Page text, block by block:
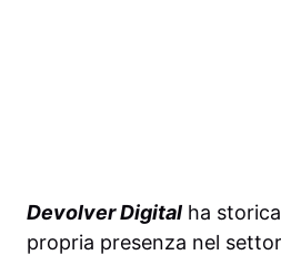
Devolver Digital ha
propria presenza nel